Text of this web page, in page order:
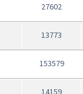
27602
13773
153579
14159